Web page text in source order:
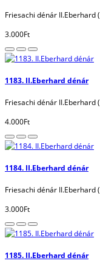
Friesachi dénár II.Eberhard
3.000Ft
1183. II.Eberhard dénár
Friesachi dénár II.Eberhard
4.000Ft
1184. II.Eberhard dénár
Friesachi dénár II.Eberhard
3.000Ft
1185. II.Eberhard dénár